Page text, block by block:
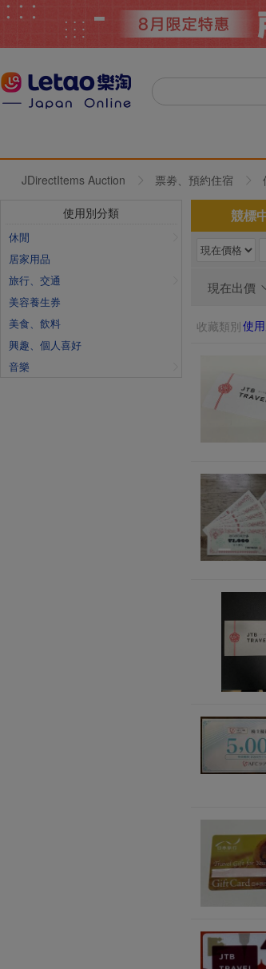
JDirectItems Auction 票劵、預約住宿
使用別分類
休閒
居家用品
旅行、交通
美容養生券
美食、飲料
興趣、個人喜好
音樂
競標
現在出價
收藏類別使